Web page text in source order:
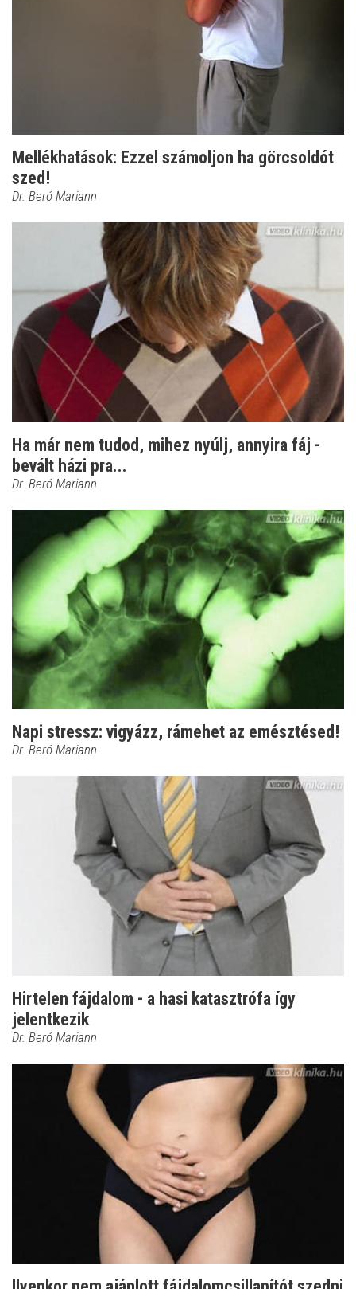
Mellékhatások: Ezzel számoljon ha görcsoldót
szed!
Dr. Beró Mariann
Ha már nem tudod, mihez nyúlj, annyira fáj -
bevált házi pra...
Dr. Beró Mariann
Napi stressz: vigyázz, rámehet az emésztésed!
Dr. Beró Mariann
Hirtelen fájdalom - a hasi katasztrófa így
jelentkezik
Dr. Beró Mariann